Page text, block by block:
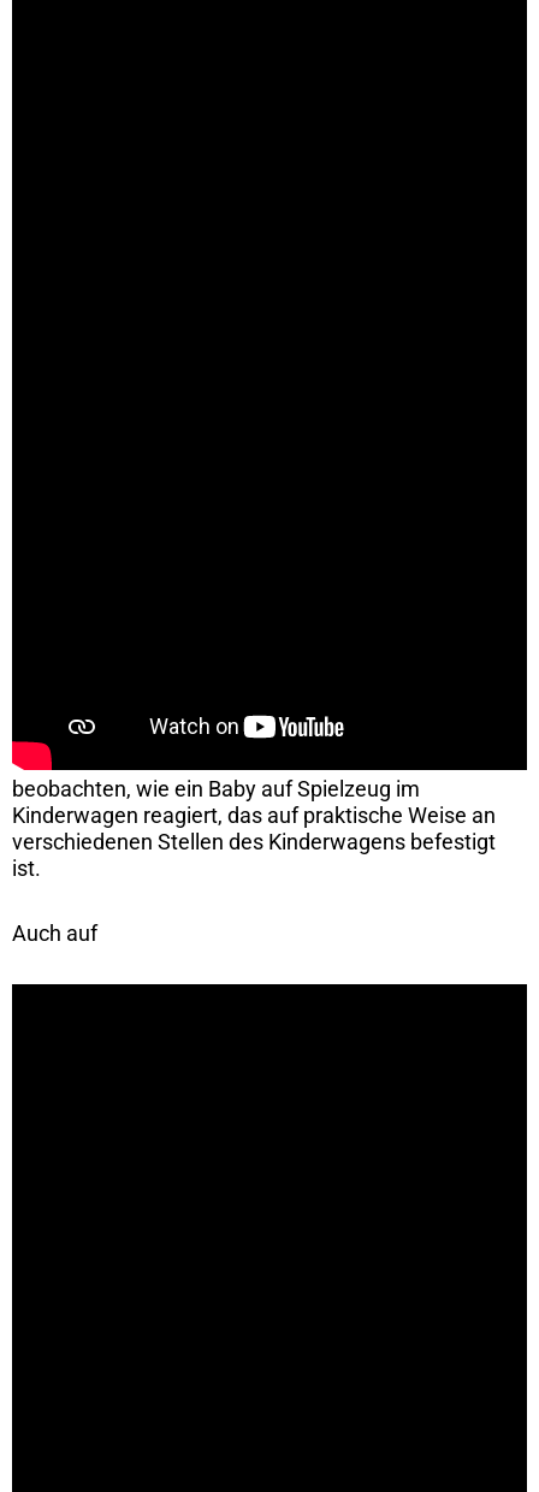
beobachten, wie ein Baby auf Spielzeug im
Kinderwagen reagiert, das auf praktische Weise an
verschiedenen Stellen des Kinderwagens befestigt
ist.
Auch auf